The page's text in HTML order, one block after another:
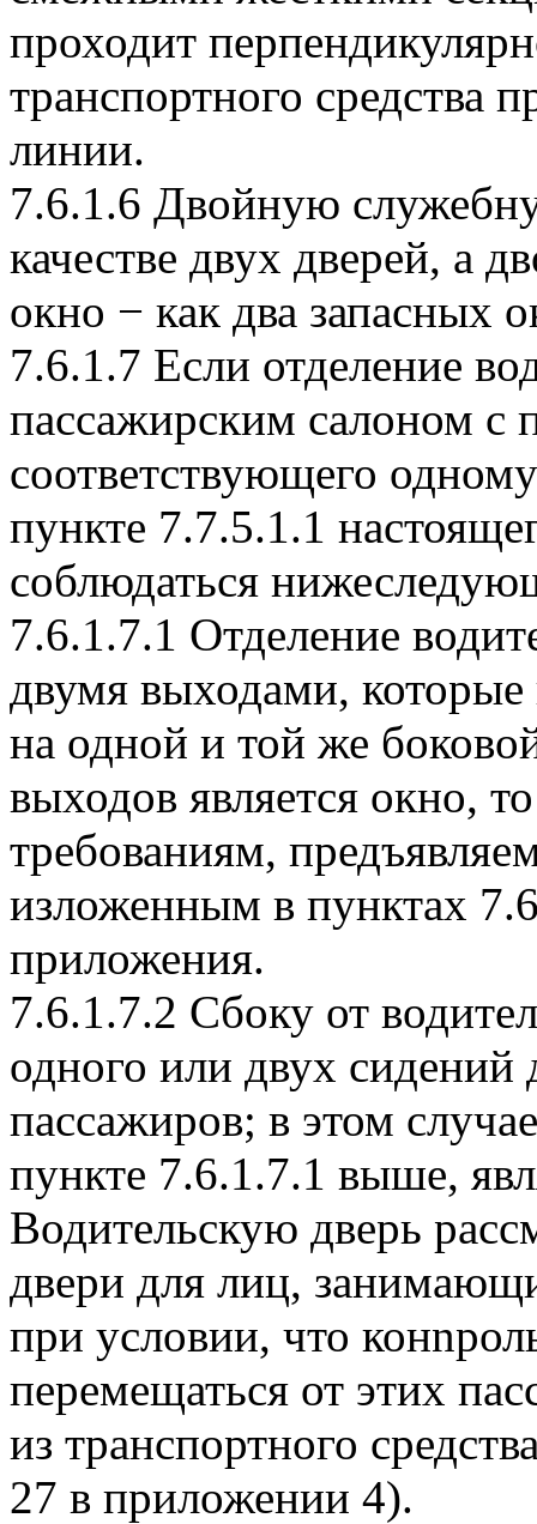
проходит
транспортного средства
линии.
7.6.1.6 Двойную
качестве двух дверей, а
окно − как два запасных
7.6.1.7 Если отделение
пассажирским салоном
соответствующего
пункте 7.7.5.1.1
соблюдаться
7.6.1.7.1 Отделение
двумя выходами,
на одной и той же
выходов является окно,
требованиям,
изложенным в пунктах
приложения.
7.6.1.7.2 Сбоку от
одного или двух сидений
пассажиров; в этом
пункте 7.6.1.7.1 выше,
Водительскую дверь
двери для лиц,
при условии, что
перемещаться от этих
из транспортного
27 в приложении 4).